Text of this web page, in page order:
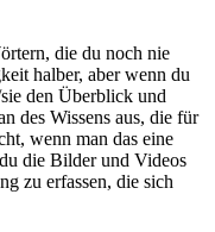
die du noch nie
halber, aber wenn du
den Überblick und
des Wissens aus, die für
wenn man das eine
die Bilder und Videos
zu erfassen, die sich